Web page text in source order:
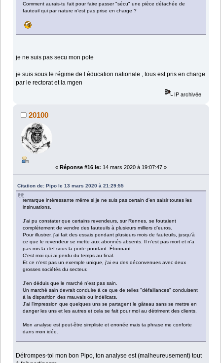
Comment aurais-tu fait pour faire passer "sécu" une pièce détachée de
fauteuil qui par nature n'est pas prise en charge ?
je ne suis pas secu mon pote
je suis sous le régime de l éducation nationale , tous est pris en charge
par le rectorat et la mgen
IP archivée
20100
« Réponse #16 le: 14 mars 2020 à 19:07:47 »
Citation de: Pipo le 13 mars 2020 à 21:29:55
remarque intéressante même si je ne suis pas certain d'en saisir toutes les
insinuations.
J'ai pu constater que certains revendeurs, sur Rennes, se foutaient
complètement de vendre des fauteuils à plusieurs milliers d'euros.
Pour illustrer, j'ai fait des essais pendant plusieurs mois de fauteuils, jusqu'à
ce que le revendeur se mette aux abonnés absents. Il n'est pas mort et n'a
pas mis la clef sous la porte pourtant. Étonnant.
C'est moi qui ai perdu du temps au final.
Et ce n'est pas un exemple unique, j'ai eu des déconvenues avec deux
grosses sociétés du secteur.
J'en déduis que le marché n'est pas sain.
Un marché sain devrait conduire à ce que de telles "défaillances" conduisent
à la disparition des mauvais ou indélicats.
J'ai l'impression que quelques uns se partagent le gâteau sans se mettre en
danger les uns et les autres et cela se fait pour moi au détriment des clients.
Mon analyse est peut-être simpliste et erronée mais ta phrase me conforte
dans mon idée.
Détrompes-toi mon bon Pipo, ton analyse est (malheureusement) tout